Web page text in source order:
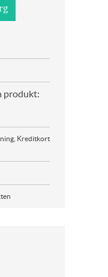
produkt:
Kreditkort